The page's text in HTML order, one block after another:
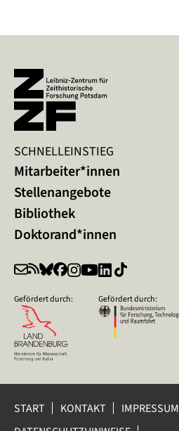
SCHNELLEINSTIEG
Mitarbeiter*innen
Stellenangebote
Bibliothek
Doktorand*innen
Gefördert durch: Gefördert durch:
START KONTAKT IMPRESSUM